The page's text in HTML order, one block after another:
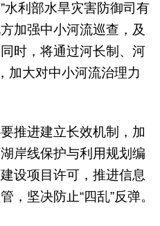
水利部水旱灾害防御司有
加强中小河流巡查，及
时，将通过河长制、河
加大对中小河流治理力
推进建立长效机制，加
岸线保护与利用规划编
设项目许可，推进信息
，坚决防止“四乱”反弹。